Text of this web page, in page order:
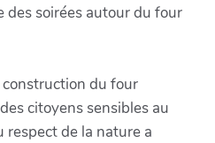
des soirées autour du four
du four
citoyens sensibles au
respect de la nature a